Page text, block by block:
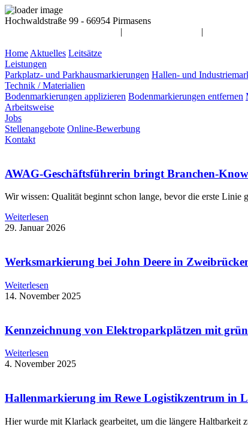
Hochwaldstraße 99 - 66954 Pirmasens
| |
Home Aktuelles Leitsätze
Leistungen
Parkplatz- und Parkhausmarkierungen Hallen- und
Technik / Materialien
Bodenmarkierungen applizieren Bodenmarkierungen entfernen
Arbeitsweise
Jobs
Stellenangebote Online-Bewerbung
Kontakt
AWAG-Geschäftsführerin bringt Branchen-
Wir wissen: Qualität beginnt schon lange, bevor die erste Linie
Weiterlesen
29. Januar 2026
Werksmarkierung bei John Deere in
Weiterlesen
14. November 2025
Kennzeichnung von Elektroparkplätzen mit
Weiterlesen
4. November 2025
Hallenmarkierung im Rewe Logistikzentrum in
Hier wurde mit Klarlack gearbeitet, um die längere Haltbarkeit